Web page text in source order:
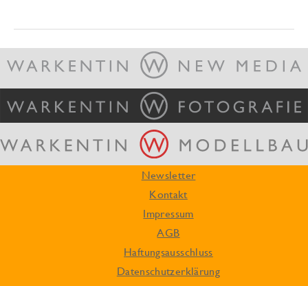
Newsletter
Kontakt
Impressum
AGB
Haftungsausschluss
Datenschutzerklärung